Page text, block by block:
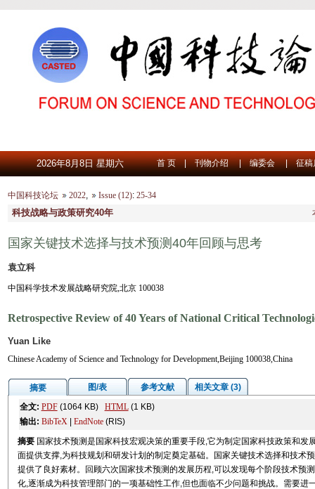
2026年8月8日 星期六 首 页 | 刊物介绍 | 编委会 | 征稿
中国科技论坛 2022, Issue (12):25-34
科技战略与政策研究40年
国家关键技术选择与技术预测40年回顾与思考
袁立科
中国科学技术发展战略研究院,北京 100038
Retrospective Review of 40 Years of National Critical
Yuan Like
Chinese Academy of Science and Technology for Development,Beijing 100038,China
摘要 图/表 参考文献
相关文章 (3)
全文: PDF(1064 KB) HTML(1 KB)
输出: BibTeX| EndNote(RIS)
摘要 国家技术预测是国家科技宏观决策的重要手段,它为制定国家科技政策和
面提供支撑,为科技规划和研发计划的制定奠定基础。国家关键技术选择和技术
提供了良好素材。回顾六次国家技术预测的发展历程,可以发现每个阶段技术预
化,逐渐成为科技管理部门的一项基础性工作,但也面临不少问题和挑战。需要